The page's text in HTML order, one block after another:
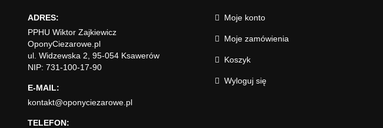
ADRES:
PPHU Wiktor Zajkiewicz
OponyCiezarowe.pl
ul. Widzewska 2, 95-054 Ksawerów
NIP: 731-100-17-90
E-MAIL:
kontakt@oponyciezarowe.pl
TELEFON:
Moje konto
Moje zamówienia
Koszyk
Wyloguj się